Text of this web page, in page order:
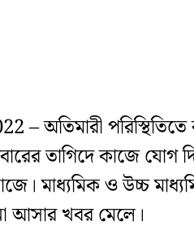
তাগিদে কাজে
মাধ্যমিক ও উচ্চ
আসার খবর মেলে।